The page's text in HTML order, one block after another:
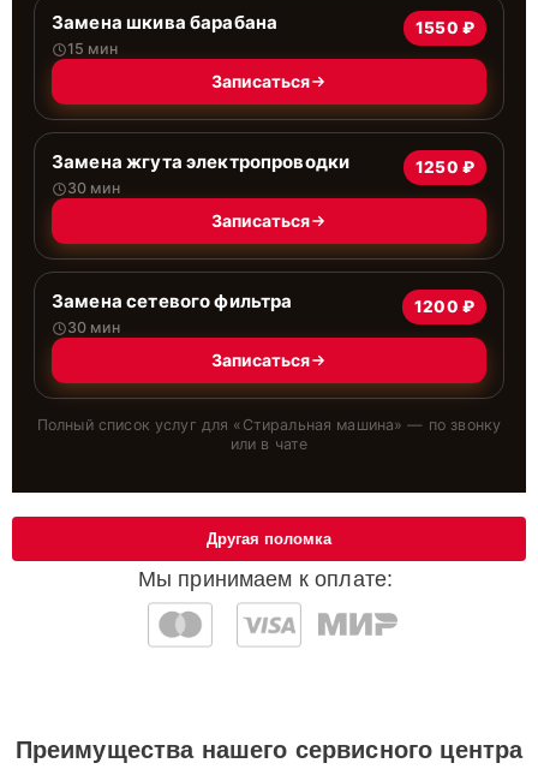
Замена шкива барабана
15 мин
1550 ₽
Записаться
Замена жгута электропроводки
30 мин
1250 ₽
Записаться
Замена сетевого фильтра
30 мин
1200 ₽
Записаться
Полный список услуг для « Стиральная машина» — по звонку
или в чате
Мы принимаем к оплате:
Другая поломка
Преимущества нашего сервисного центра